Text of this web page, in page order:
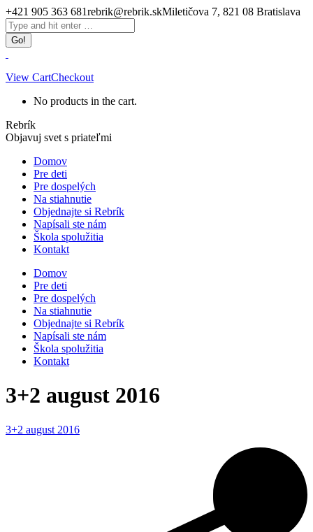
Skip
to
content
+421 905 363 681rebrik@rebrik.skMiletičova 7, 821 08 Bratislava
Facebook
page
opens
in
new
window
Search:
View CartCheckout
No products in the cart.
Rebrík
Objavuj svet s priateľmi
Domov
Pre deti
Pre dospelých
Na stiahnutie
Objednajte si Rebrík
Napísali ste nám
Škola spolužitia
Kontakt
Domov
Pre deti
Pre dospelých
Na stiahnutie
Objednajte si Rebrík
Napísali ste nám
Škola spolužitia
Kontakt
3+2 august 2016
3+2 august 2016